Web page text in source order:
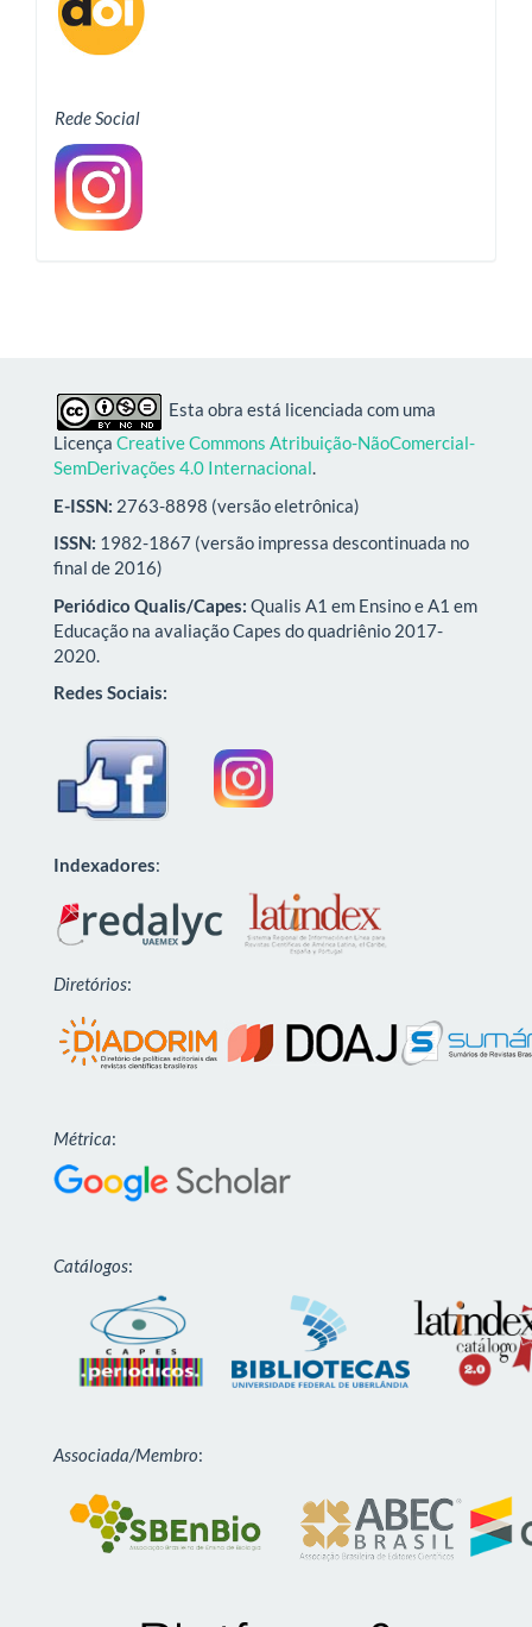
Rede Social
Esta obra está licenciada com uma
Licença Creative Commons Atribuição-NãoComercial-
SemDerivações 4.0 Internacional.
E-ISSN: 2763-8898 (versão eletrônica)
ISSN: 1982-1867 (versão impressa descontinuada no
final de 2016)
Periódico Qualis/Capes: Qualis A1 em Ensino e A1 em
Educação na avaliação Capes do quadriênio 2017-
2020.
Redes Sociais:
Indexadores:
Diretórios:
Métrica:
Catálogos:
Associada/Membro: